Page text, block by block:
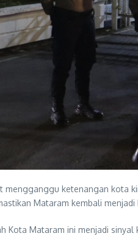
mengganggu ketenangan
Mataram kembali
Mataram ini menjadi